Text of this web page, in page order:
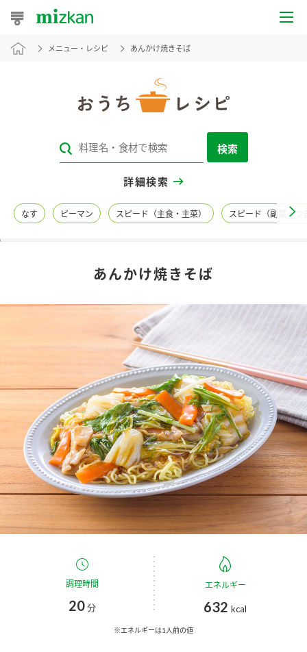
おうちレシピ
レシピカテゴリ一覧
レシピ名特集
調味酢
お酢ドリンク ぽん酢
みりん風・料理酒 鍋用調味料
つゆ たれ
スープ 中華
キャンペーン情報
ブランド・スペシャルサイト
ブランド・スペシャルサイト トップ
商品ブランドサイト
Fibee（ファイビー）
くらしプラ酢
お酢ドリンク
企業情報
国内事業概要
企業理念
ミツカンの歴史
ミツカンを知る
環境への取り組み
メニュー・レシピ あんかけ焼きそば
検索
詳細検索
なす ピーマン スピード（主食・主菜） スピード（副菜・つ
あんかけ焼きそば
調理時間
20分
エネルギー
632 kcal
※エネルギーは1人前の値